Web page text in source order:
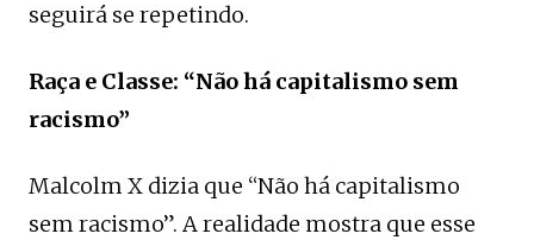
seguirá se repetindo.
Raça e Classe: “Não há capitalismo sem
racismo”
Malcolm X dizia que “Não há capitalismo
sem racismo”. A realidade mostra que esse